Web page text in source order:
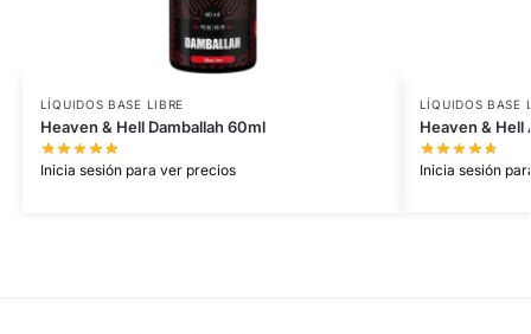
LÍQUIDOS BASE LIBRE
Heaven & Hell Damballah 60ml
Inicia sesión para ver precios
LÍQUIDOS BASE
Heaven &
Inicia sesión